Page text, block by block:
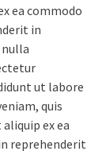
ea commodo
in
ut labore
quis
ex ea
reprehenderit